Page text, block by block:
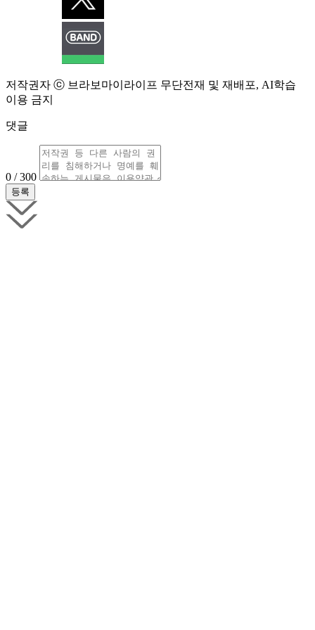
저작권자 ⓒ 브라보마이라이프 무단전재 및 재배포, AI학습
이용 금지
댓글
0 / 300